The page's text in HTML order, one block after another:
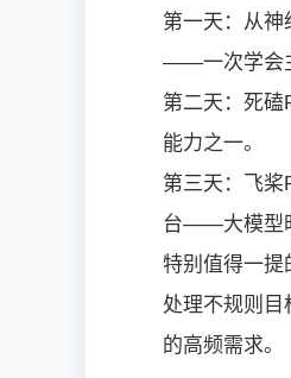
第一天：从神
——一次学会
第二天：死
能力之一。
第三天：飞桨
台——大模型
特别值得一提
处理不规则
的高频需求。